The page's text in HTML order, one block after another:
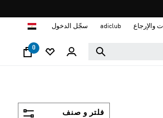
والإرجاع adiclub سجّل الدخول
0
فلتر و صنف